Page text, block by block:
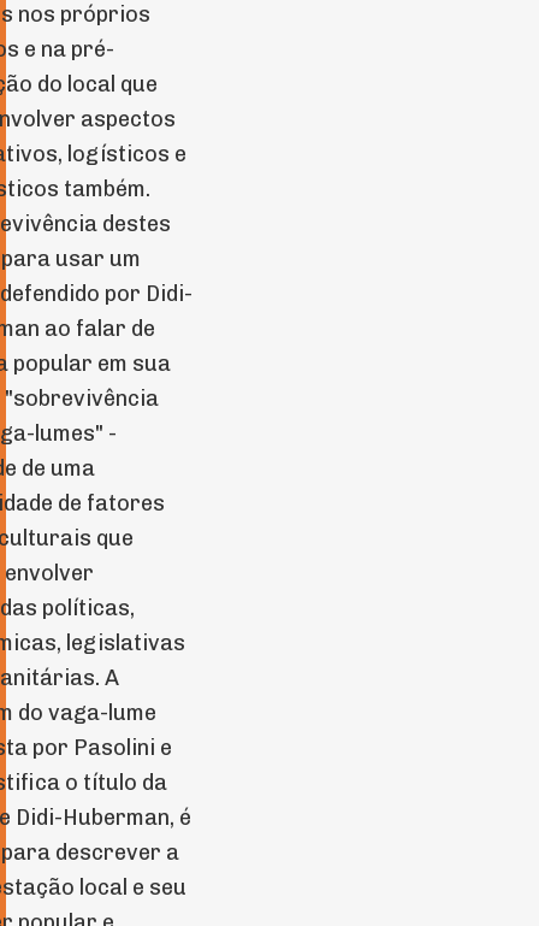
nos próprios
e na pré-
do local que
aspectos
logísticos e
também.
destes
usar um
por Didi-
ao falar de
popular em sua
"sobrevivência
lumes" -
de uma
de fatores
que
envolver
políticas,
legislativas
A
do vaga-lume
por Pasolini e
o título da
Didi-Huberman, é
descrever a
local e seu